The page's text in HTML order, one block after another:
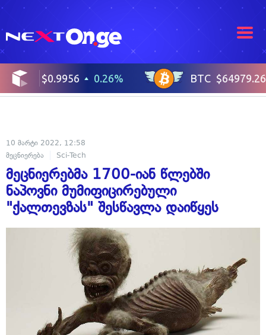
10 მარტი 2022, 12:58
მეცნიერება
Sci-Tech
მეცნიერებმა 1700-იან წლებში
ნაპოვნი მუმიფიცირებული
"ქალთევზას" შესწავლა დაიწყეს